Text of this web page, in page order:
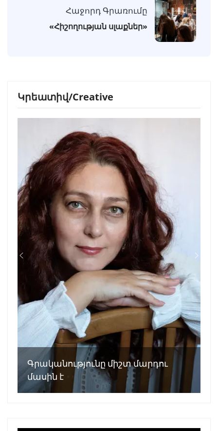
Հաջորդ Գրառումը
«Հիշողության սլաքներ»
Կրեատիվ/Creative
Գրականությունը միշտ մարդու
մասին է